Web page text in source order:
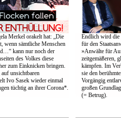
Merkel orakelt hat: „Die
wenn sämtliche Menschen
kann nur noch der
des Volkes diese
zum Einknicken bringen.
unsichtbaren
Ivo Sasek wieder einmal
tüchtig an ihrer Corona*.
Endlich wird die
für den
»Anwälte für
zeitgemäßeren,
kämpfen. Im
sie den
Vorgängig
großen
(= Betrug).